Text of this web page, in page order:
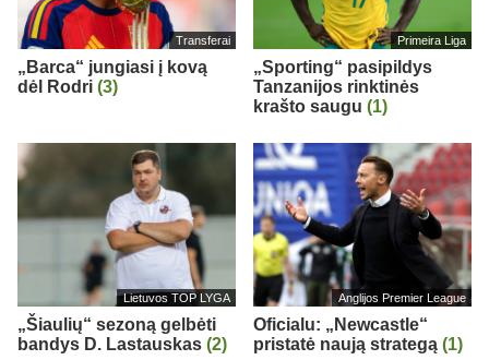
Transferai
„Barca“ jungiasi į kovą
dėl Rodri (3)
Primeira Liga
„Sporting“ pasipildys
Tanzanijos rinktinės
krašto saugu (1)
Lietuvos TOP LYGA
„Šiaulių“ sezoną gelbėti
bandys D. Lastauskas (2)
Anglijos Premier League
Oficialu: „Newcastle“
pristatė naują strategą (1)